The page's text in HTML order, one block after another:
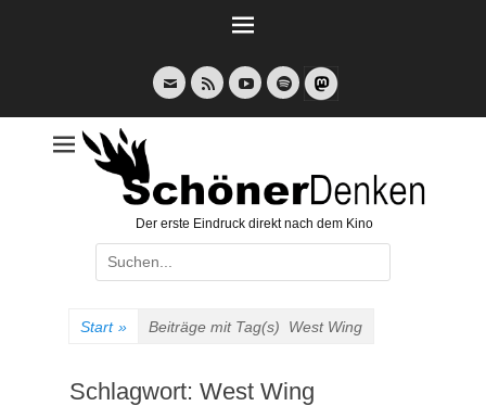
E-
Mail
Feed YouTubeSpotify
Der erste Eindruck direkt nach dem Kino
Suche
nach:
Start » Beiträge mit Tag(s) West Wing
Schlagwort: West Wing